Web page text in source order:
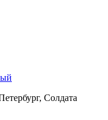
Солдата